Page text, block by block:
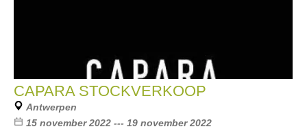
CAPARA STOCKVERKOOP
Antwerpen
15 november 2022 --- 19 november 2022